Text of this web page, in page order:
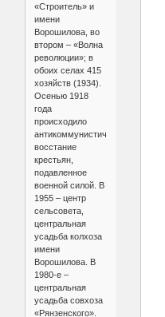
«Строитель» и
имени
Ворошилова, во
втором – «Волна
революции»; в
обоих селах 415
хозяйств (1934).
Осенью 1918
года
происходило
антикоммунистическое
восстание
крестьян,
подавленное
военной силой. В
1955 – центр
сельсовета,
центральная
усадьба колхоза
имени
Ворошилова. В
1980-е –
центральная
усадьба совхоза
«Рянзенского».